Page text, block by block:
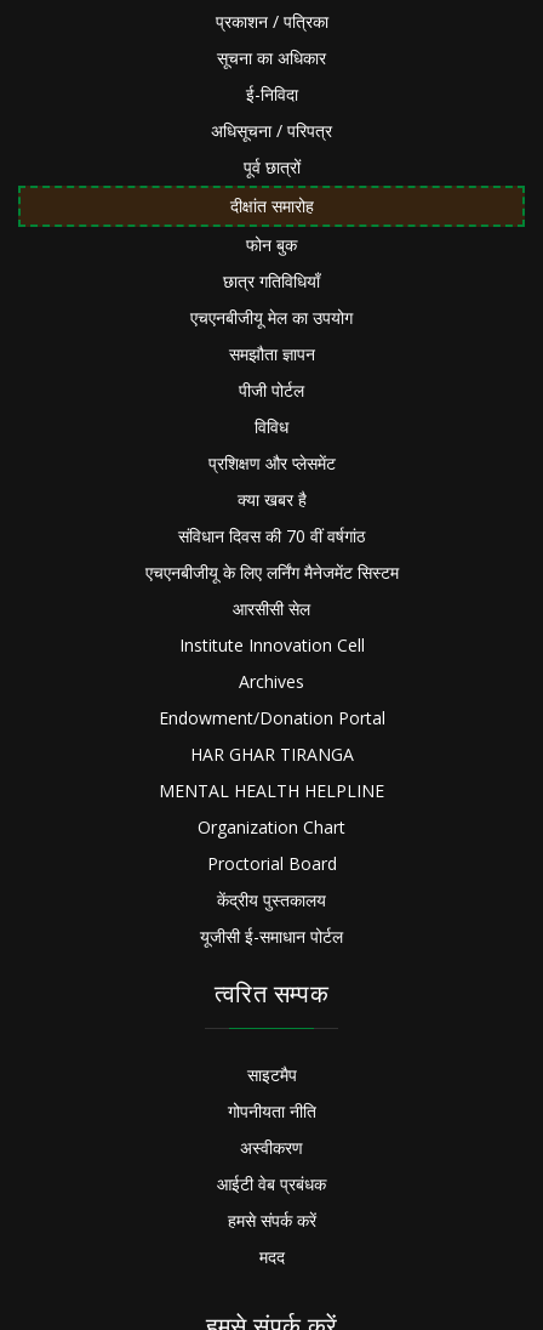
प्रकाशन / पत्रिका
सूचना का अधिकार
ई-निविदा
अधिसूचना / परिपत्र
पूर्व छात्रों
दीक्षांत समारोह
फोन बुक
छात्र गतिविधियाँ
एचएनबीजीयू मेल का उपयोग
समझौता ज्ञापन
पीजी पोर्टल
विविध
प्रशिक्षण और प्लेसमेंट
क्या खबर है
संविधान दिवस की 70 वीं वर्षगांठ
एचएनबीजीयू के लिए लर्निंग मैनेजमेंट सिस्टम
आरसीसी सेल
Institute Innovation Cell
Archives
Endowment/Donation Portal
HAR GHAR TIRANGA
MENTAL HEALTH HELPLINE
Organization Chart
Proctorial Board
केंद्रीय पुस्तकालय
यूजीसी ई-समाधान पोर्टल
त्वरित सम्पक
साइटमैप
गोपनीयता नीति
अस्वीकरण
आईटी वेब प्रबंधक
हमसे संपर्क करें
मदद